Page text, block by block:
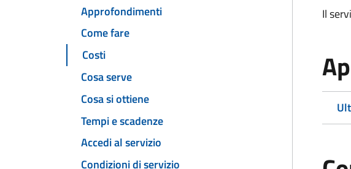
Approfondimenti
Come fare
Costi
Cosa serve
Cosa si ottiene
Tempi e scadenze
Accedi al servizio
Condizioni di servizio
Il